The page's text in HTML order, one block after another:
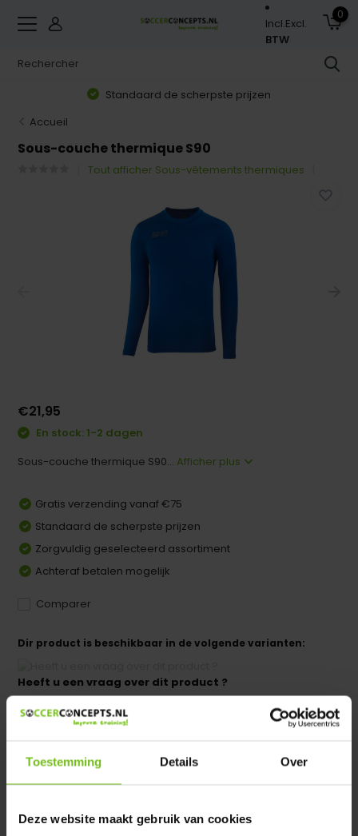
Toestemming Details Over
Deze website maakt gebruik van cookies
Incl.Excl.
BTW
0
Standaard de scherpste prijzen
Accueil
Sous-couche thermique S90
Tout afficher Sous-vêtements thermiques
€21,95
En stock: 1-2 dagen
Sous-couche thermique S90... Afficher plus
Gratis verzending vanaf €75
Standaard de scherpste prijzen
Zorgvuldig geselecteerd assortiment
Achteraf betalen mogelijk
Comparer
Dir product is beschikbaar in de volgende varianten:
Heeft u een vraag over dit product ?
We helpen u graag met meer informatie
Verstuur email
Description du produit